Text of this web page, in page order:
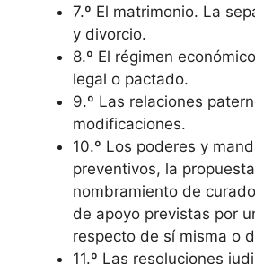
7.º El matrimonio. La
y divorcio.
8.º El régimen
legal o pactado.
9.º Las relaciones
modificaciones.
10.º Los poderes y
preventivos, la
nombramiento de
de apoyo previstas por
respecto de sí misma o
11.º Las resoluciones